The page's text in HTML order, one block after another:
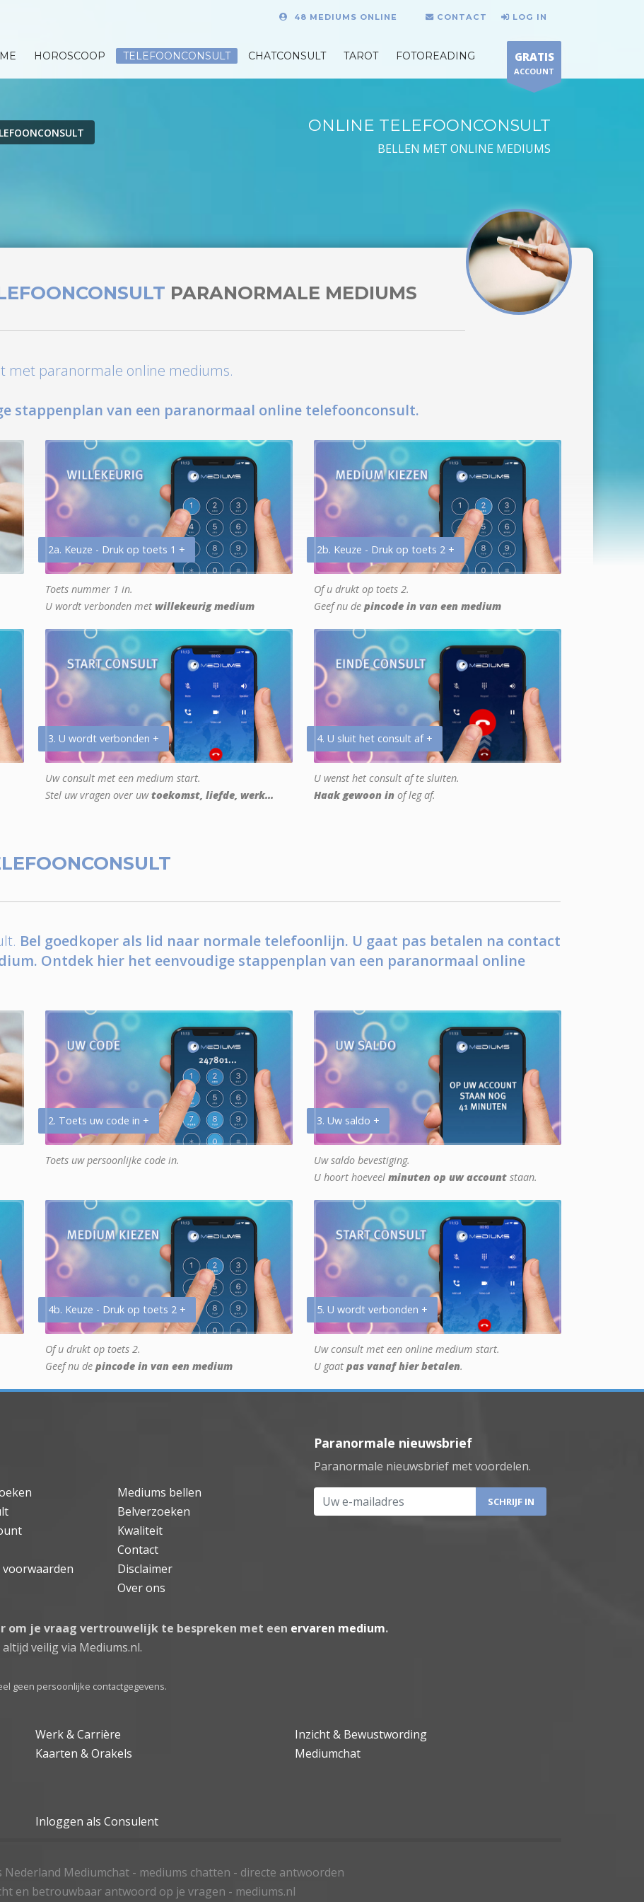
48 MEDIUMS ONLINE CONTACT LOG IN
HOROSCOOP TELEFOONCONSULT CHATCONSULT TAROT FOTOREADING GRATIS
ACCOUNT
ONLINE TELEFOONCONSULT
BELLEN MET ONLINE MEDIUMS
PARANORMALE MEDIUMS
met paranormale online mediums.
stappenplan van een paranormaal online telefoonconsult.
2a. Keuze - Druk op toets 1 +
Toets nummer 1 in.
U wordt verbonden met willekeurig medium
2b. Keuze - Druk op toets 2 +
Of u drukt op toets 2.
Geef nu de pincode in van een medium
3. U wordt verbonden +
Uw consult met een medium start.
Stel uw vragen over uwtoekomst, liefde, werk...
4. U sluit het consult af +
U wenst het consult af te sluiten.
Haak gewoon in of leg af.
Bel goedkoper als lid naar normale telefoonlijn. U gaat pas betalen na contact
Ontdek hier het eenvoudige stappenplan van een paranormaal online
2. Toets uw code in +
Toets uw persoonlijke code in.
3. Uw saldo +
Uw saldo bevestiging.
U hoort hoeveel minuten op uw account staan.
4b. Keuze - Druk op toets 2 +
Of u drukt op toets 2.
Geef nu de pincode in van een medium
5. U wordt verbonden +
Uw consult met een online medium start.
U gaat pas vanaf hier betalen.
Mediums bellen
Belverzoeken
Kwaliteit
Contact
voorwaarden
Disclaimer
Over ons
Paranormale nieuwsbrief
Paranormale nieuwsbrief met voordelen.
Uw e-mailadres
om je vraag vertrouwelijk te bespreken met een ervaren medium.
veilig via Mediums.nl.
geen persoonlijke contactgegevens.
Werk & Carrière
Inzicht & Bewustwording
Kaarten & Orakels Mediumchat
Inloggen als Consulent
Nederland Mediumchat - mediums chatten - directe antwoorden
en betrouwbaar antwoord op je vragen - mediums.nl